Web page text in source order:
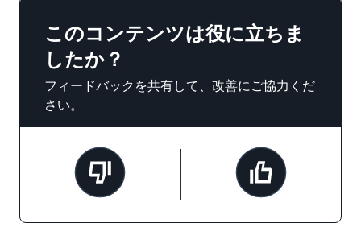
このコンテンツは役に立ちま
したか？
フィードバックを共有して、改善にご協力くだ
さい。